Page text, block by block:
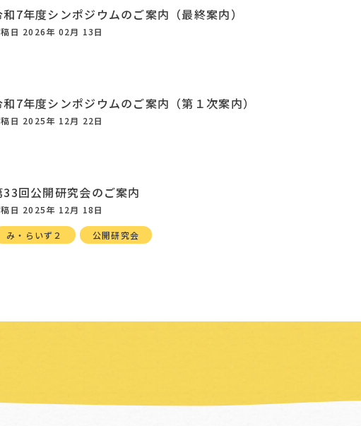
和7年度シンポジウムのご案内（最終案内）
日 2026年 02月 13日
和7年度シンポジウムのご案内（第１次案内）
日 2025年 12月 22日
33回公開研究会のご案内
日 2025年 12月 18日
み・らいず２ 公開研究会